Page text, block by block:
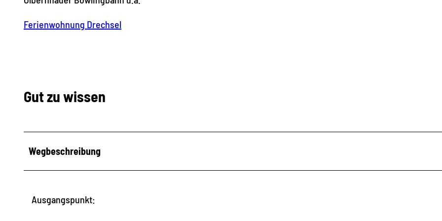
Ferienwohnung Drechsel
Gut zu wissen
Wegbeschreibung
Ausgangspunkt: